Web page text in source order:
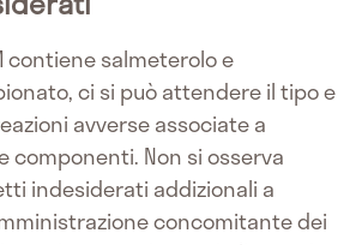
contiene salmeterolo e
ci si può attendere il tipo e
avverse associate a
componenti. Non si osserva
indesiderati addizionali a
concomitante dei